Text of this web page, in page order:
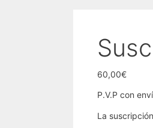
60,00€
P.V.P con
La